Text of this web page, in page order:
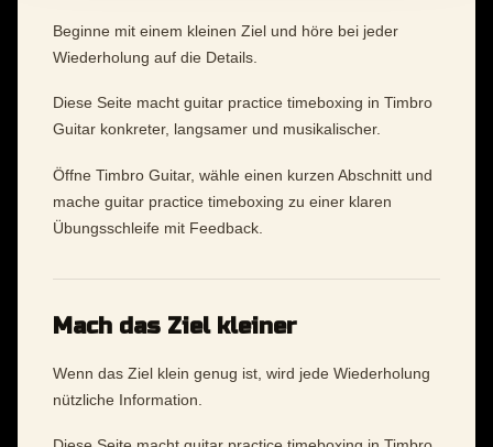
Beginne mit einem kleinen Ziel und höre bei jeder
Wiederholung auf die Details.
Diese Seite macht guitar practice timeboxing in Timbro
Guitar konkreter, langsamer und musikalischer.
Öffne Timbro Guitar, wähle einen kurzen Abschnitt und
mache guitar practice timeboxing zu einer klaren
Übungsschleife mit Feedback.
Mach das Ziel kleiner
Wenn das Ziel klein genug ist, wird jede Wiederholung
nützliche Information.